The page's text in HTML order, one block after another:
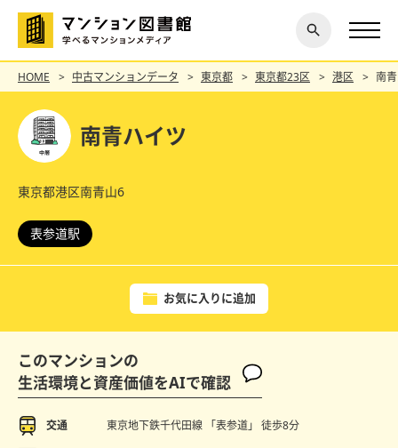
探す
閉じ
る
HOME 中古マンションデータ 東京都 東京都23区 港区 南
南青ハイツ
東京都港区南青山6
表参道駅
お気に入りに追加
このマンションの
生活環境と資産価値をAIで確認
交通 東京地下鉄千代田線 「表参道」 徒歩8分